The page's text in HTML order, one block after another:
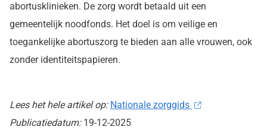
abortusklinieken. De zorg wordt betaald uit een
gemeentelijk noodfonds. Het doel is om veilige en
toegankelijke abortuszorg te bieden aan alle vrouwen, ook
zonder identiteitspapieren.
Lees het hele artikel op: Nationale zorggids
Publicatiedatum: 19-12-2025